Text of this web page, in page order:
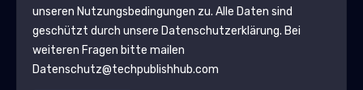
unseren Nutzungsbedingungen zu. Alle Daten sind
geschützt durch unsere Datenschutzerklärung. Bei
weiteren Fragen bitte mailen
Datenschutz@techpublishhub.com